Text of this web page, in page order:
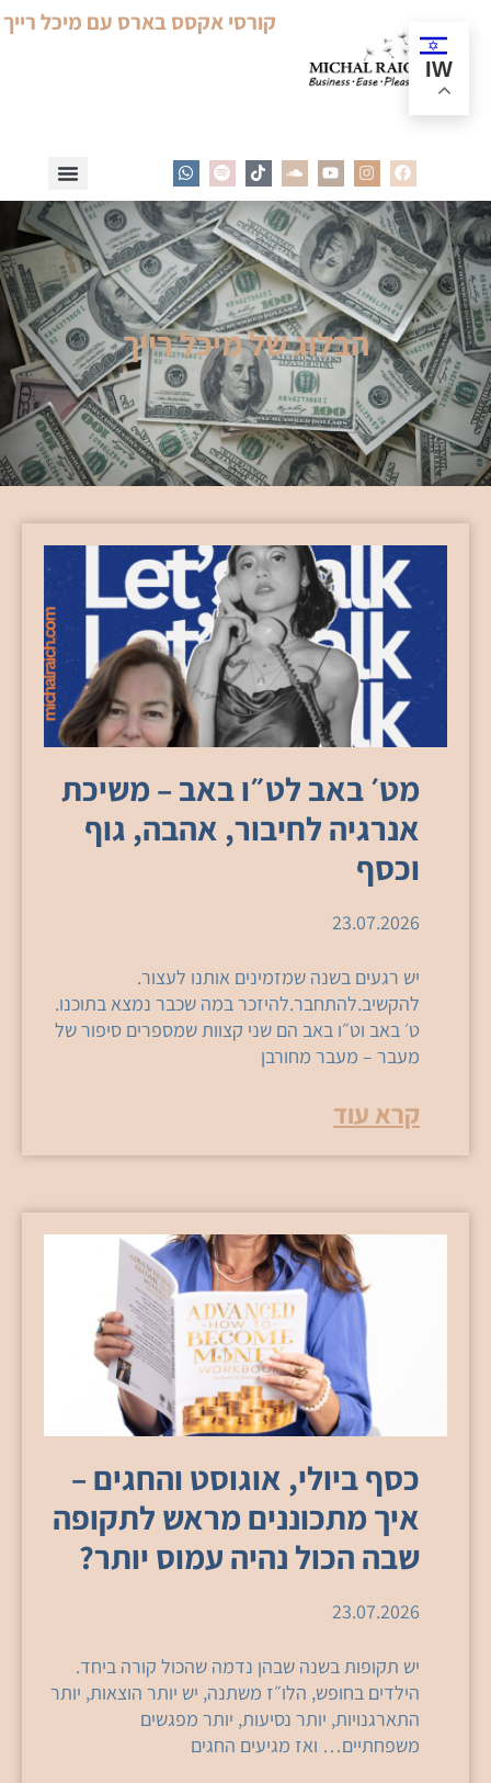
קורסי אקסס בארס עם מיכל רייך
IW
הבלוג של מיכל רייך
מט׳ באב לט״ו באב – משיכת
אנרגיה לחיבור, אהבה, גוף
וכסף
23.07.2026
יש רגעים בשנה שמזמינים אותנו לעצור.
להקשיב.להתחבר.להיזכר במה שכבר נמצא בתוכנו.
ט׳ באב וט״ו באב הם שני קצוות שמספרים סיפור של
מעבר – מעבר מחורבן
קרא עוד
כסף ביולי, אוגוסט והחגים –
איך מתכוננים מראש לתקופה
שבה הכול נהיה עמוס יותר?
23.07.2026
יש תקופות בשנה שבהן נדמה שהכול קורה ביחד.
הילדים בחופש, הלו״ז משתנה, יש יותר הוצאות, יותר
התארגנויות, יותר נסיעות, יותר מפגשים
משפחתיים… ואז מגיעים החגים